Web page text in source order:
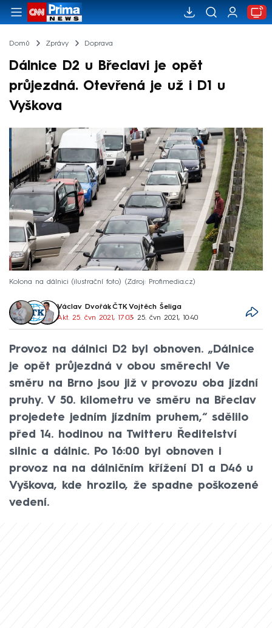
Domů Zprávy Doprava
Dálnice D2 u Břeclavi je opět
průjezdná. Otevřená je už i D1 u
Vyškova
Kolona na dálnici (ilustrační foto) Zdroj: Profimedia.cz
Václav Dvořák,ČTK,Vojtěch Šeliga
Akt. 25. čvn 2021, 17:03• 25. čvn 2021, 10:40
Provoz na dálnici D2 byl obnoven. „Dálnice
je opět průjezdná v obou směrech! Ve
směru na Brno jsou již v provozu oba jízdní
pruhy. V 50. kilometru ve směru na Břeclav
projedete jedním jízdním pruhem,“ sdělilo
před 14. hodinou na Twitteru Ředitelství
silnic a dálnic. Po 16:00 byl obnoven i
provoz na na dálničním křížení D1 a D46 u
Vyškova, kde hrozilo, že spadne poškozené
vedení.